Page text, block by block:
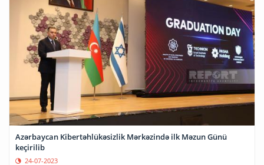
Azərbaycan Kibertəhlükəsizlik Mərkəzində ilk Məzun Günü
keçirilib
24-07-2023